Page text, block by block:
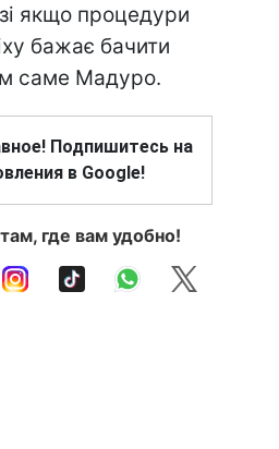
якщо процедури
бажає бачити
саме Мадуро.
Подпишитесь на
в Google!
где вам удобно!